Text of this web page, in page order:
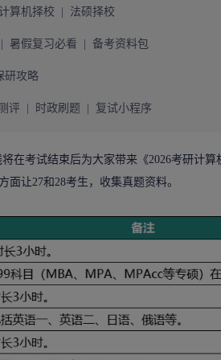
算机择校 法硕择校
暑假复习必看 备考资料包
研攻略
评 时政刷题 复试小程序
在考试结束后为大家带来《2026考研计算
让27和28考生，收集真题资料。